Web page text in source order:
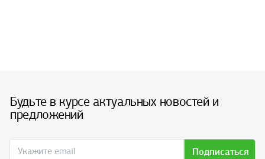
Будьте в курсе актуальных новостей и
предложений
Подписаться